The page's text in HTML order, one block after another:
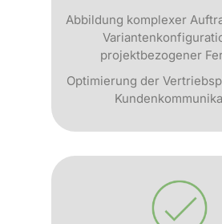
Abbildung komplexer
projektbezogener
Optimierung der